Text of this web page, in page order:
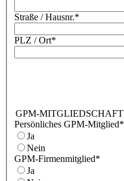
Straße / Hausnr.*
PLZ / Ort*
GPM-MITGLIEDSCHAFT
Persönliches GPM-Mitglied*
Ja
Nein
GPM-Firmenmitglied*
Ja